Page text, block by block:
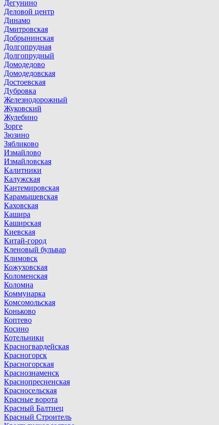
Дегунино
Деловой центр
Динамо
Дмитровская
Добрынинская
Долгопрудная
Долгопрудный
Домодедово
Домодедовская
Достоевская
Дубровка
Железнодорожный
Жуковский
Жулебино
Зорге
Зюзино
Зябликово
Измайлово
Измайловская
Калитники
Калужская
Кантемировская
Карамышевская
Каховская
Кашира
Каширская
Киевская
Китай-город
Кленовый бульвар
Климовск
Кожуховская
Коломенская
Коломна
Коммунарка
Комсомольская
Коньково
Коптево
Косино
Котельники
Красногвардейская
Красногорск
Красногорская
Краснознаменск
Краснопресненская
Красносельская
Красные ворота
Красный Балтиец
Красный Строитель